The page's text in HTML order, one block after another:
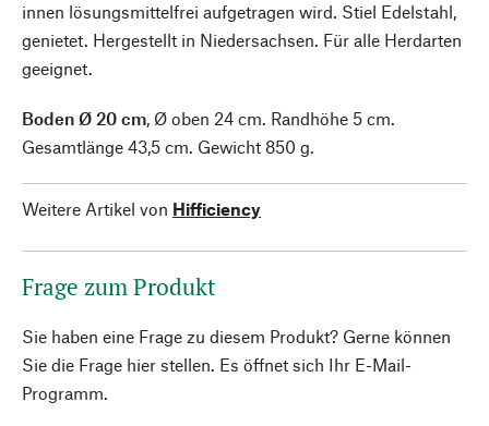
innen lösungsmittelfrei aufgetragen wird. Stiel Edelstahl,
genietet. Hergestellt in Niedersachsen. Für alle Herdarten
geeignet.
Boden Ø 20 cm, Ø oben 24 cm. Randhöhe 5 cm.
Gesamtlänge 43,5 cm. Gewicht 850 g.
Weitere Artikel von Hifficiency
Frage zum Produkt
Sie haben eine Frage zu diesem Produkt? Gerne können
Sie die Frage hier stellen. Es öffnet sich Ihr E-Mail-
Programm.